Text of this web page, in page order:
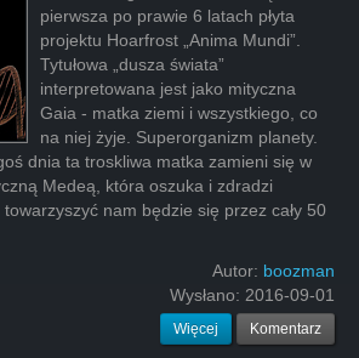
pierwsza po prawie 6 latach płyta
projektu Hoarfrost „Anima Mundi”.
Tytułowa „dusza świata”
interpretowana jest jako mityczna
Gaia - matka ziemi i wszystkiego, co
na niej żyje. Superorganizm planety.
dnia ta troskliwa matka zamieni się w
Medeą, która oszuka i zdradzi
nam będzie się przez cały 50
Autor: boozman
Wysłano: 2016-09-01
Więcej Komentarz